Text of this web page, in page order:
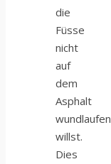
die
Füsse
nicht
auf
dem
Asphalt
wundlaufen
willst.
Dies